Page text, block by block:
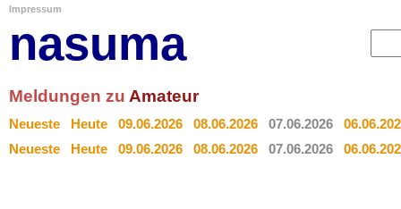
Impressum
nasuma
Meldungen zu Amateur
Neueste Heute 09.06.2026 08.06.2026 07.06.2026
Neueste
Heute 09.06.2026 08.06.2026 07.06.2026